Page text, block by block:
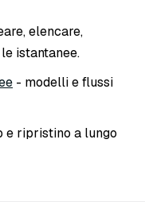
elencare,
istantanee.
- modelli e flussi
e ripristino a lungo